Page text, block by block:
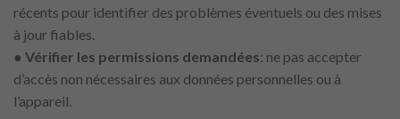
récents pour identifier des problèmes éventuels ou des mises
à jour fiables.
● Vérifier les permissions demandées: ne pas accepter
d’accès non nécessaires aux données personnelles ou à
l’appareil.